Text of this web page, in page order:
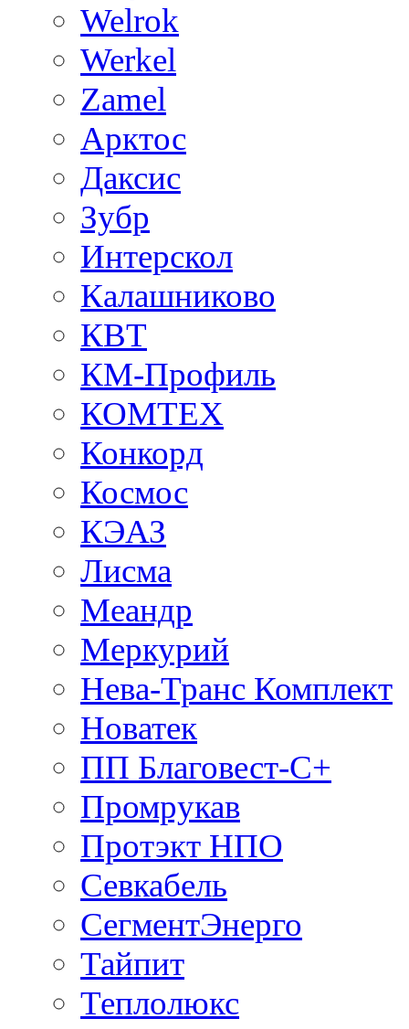
Welrok
Werkel
Zamel
Арктос
Даксис
Зубр
Интерскол
Калашниково
КВТ
КМ-Профиль
КОМТЕХ
Конкорд
Космос
КЭАЗ
Лисма
Меандр
Меркурий
Нева-Транс Комплект
Новатек
ПП Благовест-С+
Промрукав
Протэкт НПО
Севкабель
СегментЭнерго
Тайпит
Теплолюкс